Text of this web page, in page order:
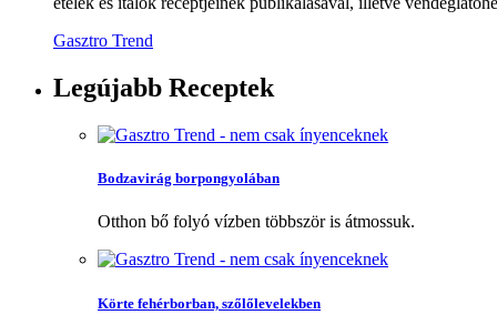
Gasztro Trend
Legújabb Receptek
Bodzavirág borpongyolában
Otthon bő folyó vízben többször is átmossuk.
Körte fehérborban, szőlőlevelekben